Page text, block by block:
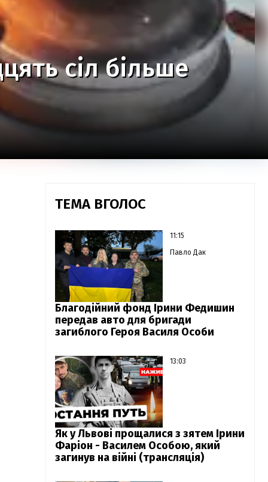
сіл більше
ТЕМА ВГОЛОС
11:15
Павло Дак
Благодійний фонд Ірини Федишин
передав авто для бригади
загиблого Героя Василя Особи
13:03
Як у Львові прощалися з зятем Ірини
Фаріон - Василем Особою, який
загинув на війні (трансляція)